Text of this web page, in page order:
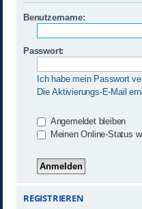
Benutzername:
Passwort:
Ich habe mein Passwort
Die Aktivierungs-E-Mail
Angemeldet bleiben
Meinen Online-Status
REGISTRIEREN